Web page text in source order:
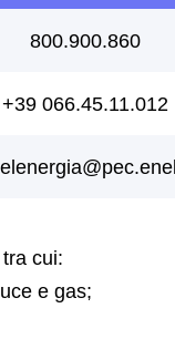
tra cui:
e gas;